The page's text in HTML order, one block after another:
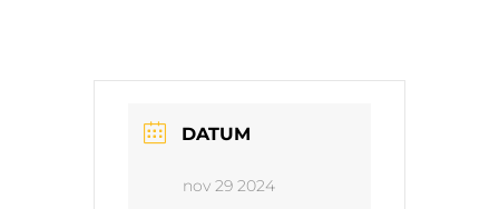
DATUM
nov 29 2024